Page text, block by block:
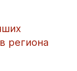
региона